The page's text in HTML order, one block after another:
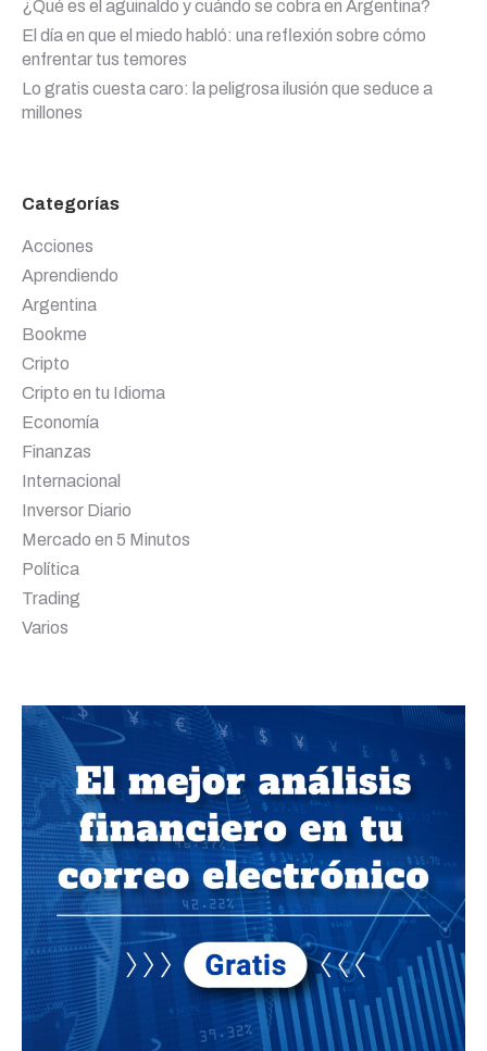
¿Qué es el aguinaldo y cuándo se cobra en Argentina?
El día en que el miedo habló: una reflexión sobre cómo
enfrentar tus temores
Lo gratis cuesta caro: la peligrosa ilusión que seduce a
millones
Categorías
Acciones
Aprendiendo
Argentina
Bookme
Cripto
Cripto en tu Idioma
Economía
Finanzas
Internacional
Inversor Diario
Mercado en 5 Minutos
Política
Trading
Varios